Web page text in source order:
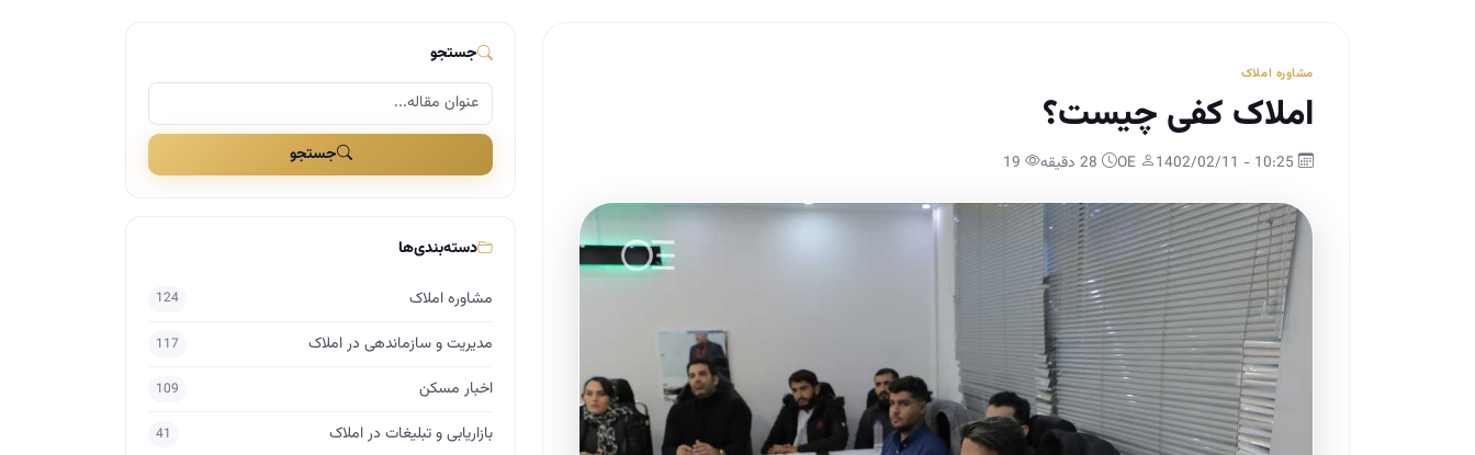
مشاوره املاک
املاک کفی چیست؟
جستجو
جستجو
دسته‌بندی‌ها
مشاوره املاک 124
مدیریت و سازماندهی در املاک 117
اخبار مسکن 109
بازاریابی و تبلیغات در املاک 41